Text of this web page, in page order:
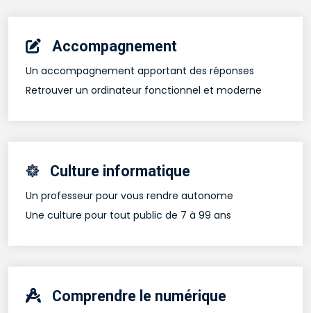
Accompagnement
Un accompagnement apportant des réponses
Retrouver un ordinateur fonctionnel et moderne
Culture informatique
Un professeur pour vous rendre autonome
Une culture pour tout public de 7 à 99 ans
Comprendre le numérique